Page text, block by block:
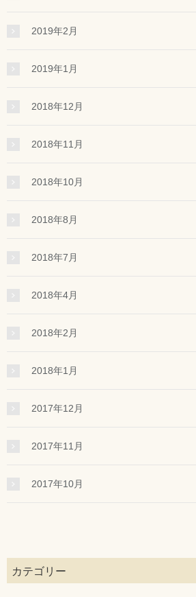
2019年2月
2019年1月
2018年12月
2018年11月
2018年10月
2018年8月
2018年7月
2018年4月
2018年2月
2018年1月
2017年12月
2017年11月
2017年10月
カテゴリー